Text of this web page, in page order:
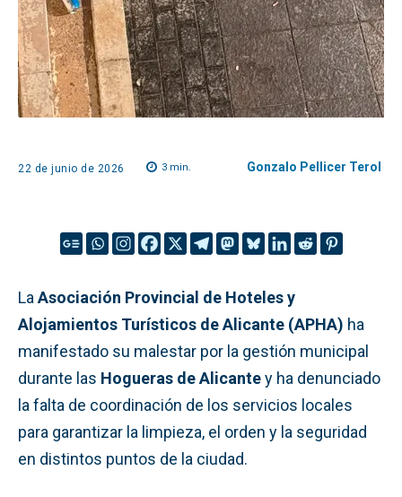
22 de junio de 2026 3min. Gonzalo Pellicer Terol
La Asociación Provincial de Hoteles y
Alojamientos Turísticos de Alicante (APHA) ha
manifestado su malestar por la gestión municipal
durante las Hogueras de Alicantey ha denunciado
la falta de coordinación de los servicios locales
para garantizar la limpieza, el orden y la seguridad
en distintos puntos de la ciudad.